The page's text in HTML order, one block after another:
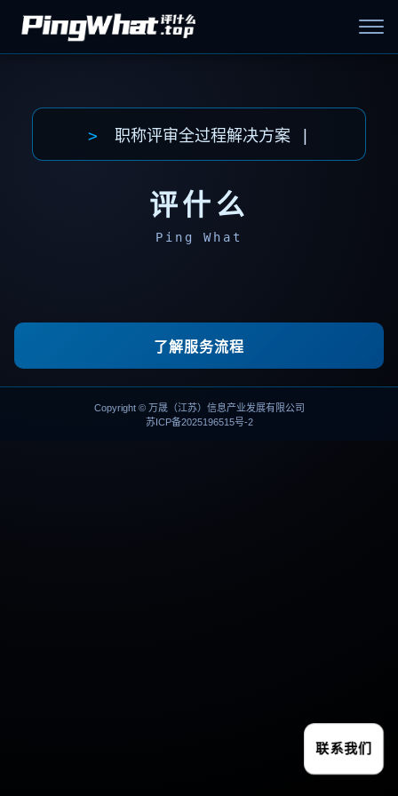
> 职称评审全过程解决方案
评什么
Ping What
了解服务流程
Copyright © 万晟（江苏）信息产业发展有限公司
苏ICP备2025196515号-2
联系我们